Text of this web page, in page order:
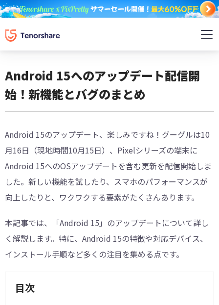
Android 15へのアップデート配信開
始！新機能とバグのまとめ
Android 15のアップデート、楽しみですね！グーグルは10
月16日（現地時間10月15日）、Pixelシリーズの端末に
Android 15へのOSアップデートを含む更新を配信開始しま
した。新しい機能を試したり、スマホのパフォーマンスが
向上したりと、ワクワクする要素がたくさんあります。
本記事では、「Android 15」のアップデートについて詳し
く解説します。特に、Android 15の特徴や対応デバイス、
インストール手順など多くの注目を集める点です。
目次